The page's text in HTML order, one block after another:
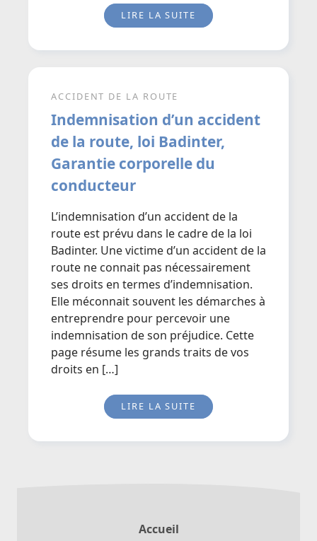
LIRE LA SUITE
ACCIDENT DE LA ROUTE
Indemnisation d’un accident
de la route, loi Badinter,
Garantie corporelle du
conducteur
L’indemnisation d’un accident de la
route est prévu dans le cadre de la loi
Badinter. Une victime d’un accident de la
route ne connait pas nécessairement
ses droits en termes d’indemnisation.
Elle méconnait souvent les démarches à
entreprendre pour percevoir une
indemnisation de son préjudice. Cette
page résume les grands traits de vos
droits en […]
LIRE LA SUITE
Accueil